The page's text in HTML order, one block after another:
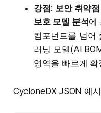
강점: 보안 취약
보호 모델 분석에
컴포넌트를 넘어
러닝 모델(AI
영역을 빠르게 확
CycloneDX JSON 예